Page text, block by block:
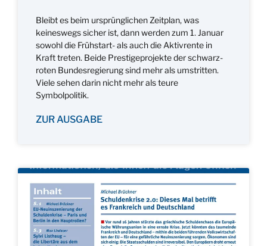
Bleibt es beim ursprünglichen Zeitplan, was
keineswegs sicher ist, dann werden zum 1. Januar
sowohl die Frühstart- als auch die Aktivrente in
Kraft treten. Beide Prestigeprojekte der schwarz-
roten Bundesregierung sind mehr als umstritten.
Viele sehen darin nicht mehr als teure
Symbolpolitik.
ZUR AUSGABE